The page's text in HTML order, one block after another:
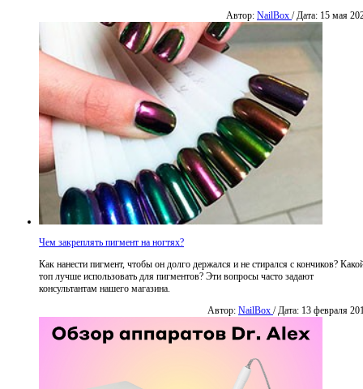
Автор: NailBox / Дата: 15 мая
Чем закреплять пигмент на ногтях?
Как нанести пигмент, чтобы он долго держался и не стирался с кончиков?
топ лучше использовать для пигментов? Эти вопросы часто задают
консультантам нашего магазина.
Автор: NailBox / Дата: 13 февраля